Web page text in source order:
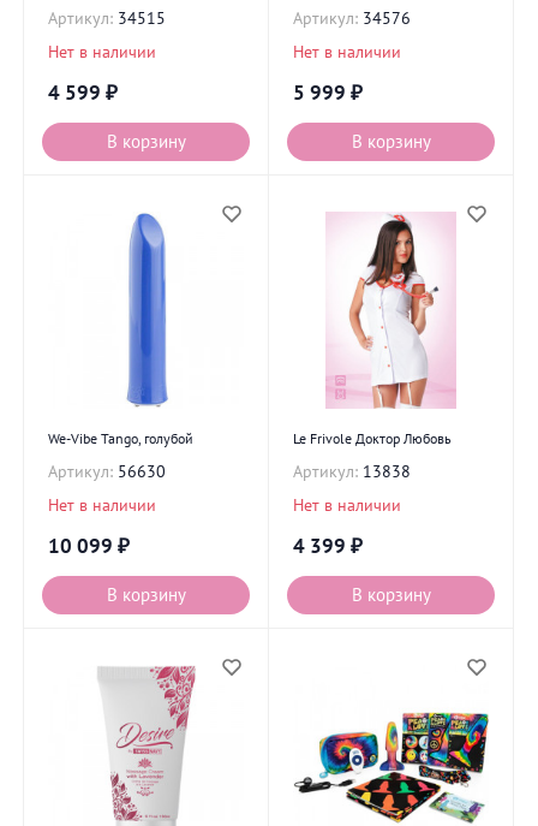
Артикул: 34515
Нет в наличии
4 599 ₽
В корзину
Артикул: 34576
Нет в наличии
5 999 ₽
В корзину
We-Vibe Tango, голубой
Артикул: 56630
Нет в наличии
10 099 ₽
В корзину
Le Frivole Доктор Любовь
Артикул: 13838
Нет в наличии
4 399 ₽
В корзину